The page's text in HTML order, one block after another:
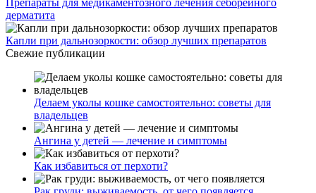
дерматита
Капли при дальнозоркости: обзор лучших препаратов
Свежие публикации
Делаем уколы кошке самостоятельно: советы для
владельцев
Ангина у детей — лечение и симптомы
Как избавиться от перхоти?